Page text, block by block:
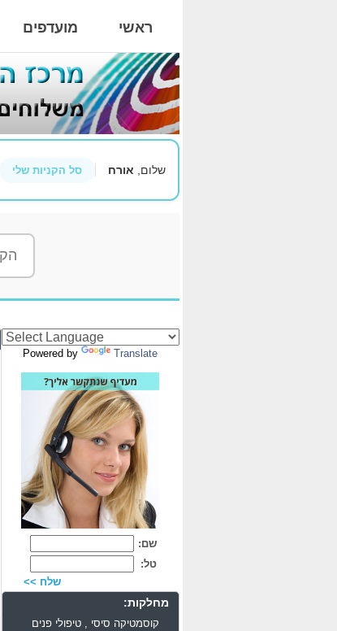
ראשי מועדפים
שלום, אורח סל הקניות שלי
Powered by Translate
שם:
טל:
שלח >>
מחלקות:
קוסמטיקה סיסי , טיפולי פנים